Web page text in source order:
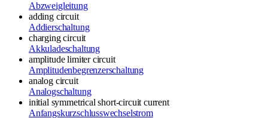
Abzweigleitung
adding circuit
Addierschaltung
charging circuit
Akkuladeschaltung
amplitude limiter circuit
Amplitudenbegrenzerschaltung
analog circuit
Analogschaltung
initial symmetrical short-circuit current
Anfangskurzschlusswechselstrom